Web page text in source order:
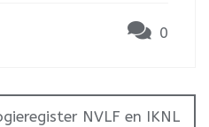
0
NVLF en IKNL